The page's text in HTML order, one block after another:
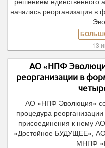
началась реорганизация
13
АО «НПФ
реорганизации в
АО «НПФ Эволюция»
процедура
присоединения к нему
«Достойное БУДУЩЕЕ»,
МНПФ